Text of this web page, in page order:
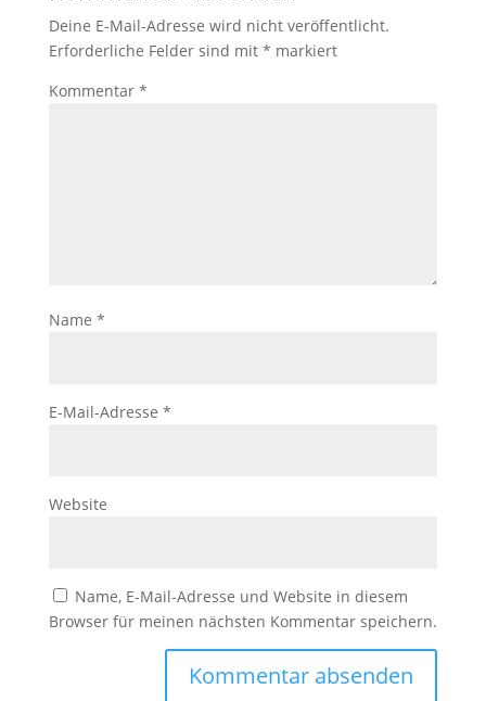
Deine E-Mail-Adresse wird nicht veröffentlicht.
Erforderliche Felder sind mit * markiert
Kommentar *
Name *
E-Mail-Adresse *
Website
Name, E-Mail-Adresse und Website in diesem
Browser für meinen nächsten Kommentar speichern.